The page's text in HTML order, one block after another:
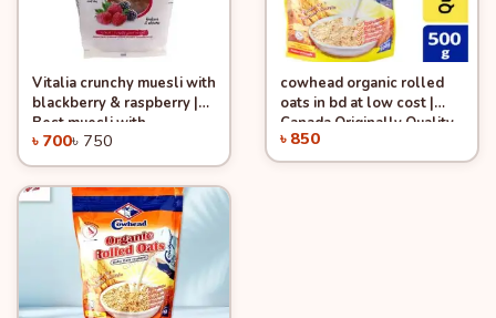
Quick ViewAdd to Cart -6%
Vitalia crunchy muesli with
blackberry & raspberry |
Best muesli with
blackberry
৳ 700৳ 750
Quick ViewAdd to Cart
cowhead organic rolled
oats in bd at low cost |
Canada Originally Quality
৳ 850